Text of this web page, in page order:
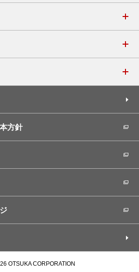
方針
OTSUKA CORPORATION